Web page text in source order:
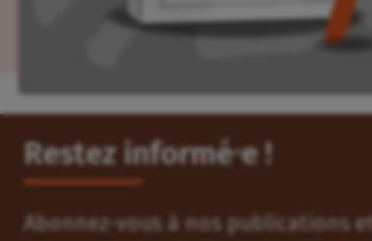
Restez informé⸱e !
Abonnez-vous à nos publications